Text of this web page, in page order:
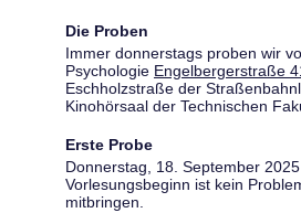
Die Proben
Immer donnerstags proben wir
Psychologie Engelbergerstraße
Eschholzstraße der
Kinohörsaal der Technischen
Erste Probe
Donnerstag, 18. September
Vorlesungsbeginn ist kein
mitbringen.